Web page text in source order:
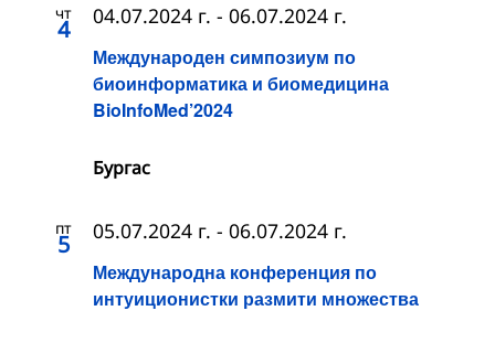
чт
4
Международен симпозиум по
биоинформатика и биомедицина
BioInfoMed’2024
04.07.2024 г. - 06.07.2024 г.
Бургас
пт
5
Международна конференция по
интуиционистки размити множества
05.07.2024 г. - 06.07.2024 г.